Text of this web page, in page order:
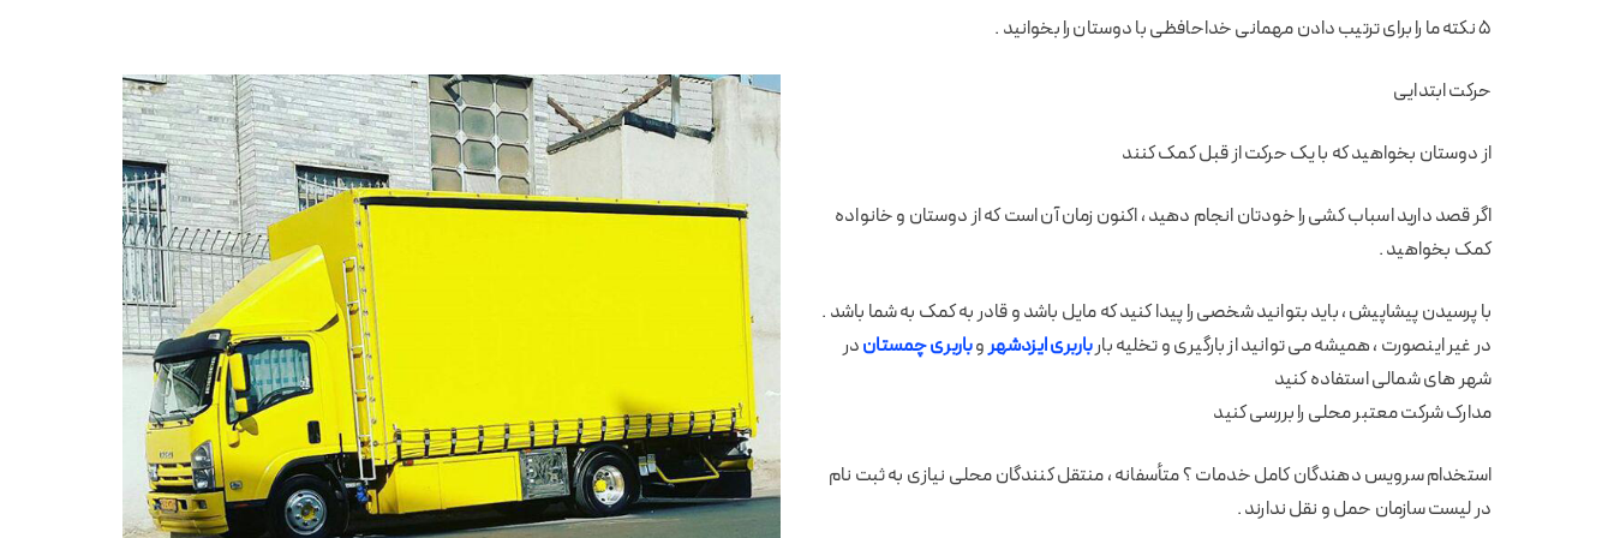
5 نکته ما را برای ترتیب دادن مهمانی خداحافظی با دوستان را بخوانید .
حرکت ابتدایی
از دوستان بخواهید که با یک حرکت از قبل کمک کنند
اگر قصد دارید اسباب کشی را خودتان انجام دهید ، اکنون زمان آن است که از دوستان و خانواده
کمک بخواهید .
با پرسیدن پیشاپیش ، باید بتوانید شخصی را پیدا کنید که مایل باشد و قادر به کمک به شما باشد .
در غیر اینصورت ، همیشه می توانید از بارگیری و تخلیه بارباربری ایزدشهروباربری چمستاندر
شهر های شمالی استفاده کنید
مدارک شرکت معتبر محلی را بررسی کنید
استخدام سرویس دهندگان کامل خدمات ؟ متأسفانه ، منتقل کنندگان محلی نیازی به ثبت نام
در لیست سازمان حمل و نقل ندارند .